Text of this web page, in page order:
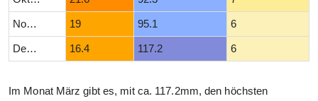
November 19 95.1 6
Dezember 16.4 117.2 6
Im Monat März gibt es, mit ca. 117.2mm, den höchsten